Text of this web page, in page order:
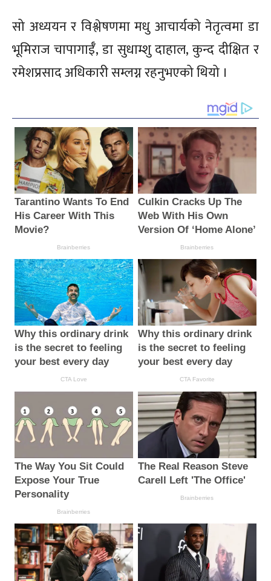
सो अध्ययन र विश्लेषणमा मधु आचार्यको नेतृत्वमा डा
भूमिराज चापागाईँ, डा सुधाम्शु दाहाल, कुन्द दीक्षित र
रमेशप्रसाद अधिकारी सम्लग्न रहनुभएको थियो ।